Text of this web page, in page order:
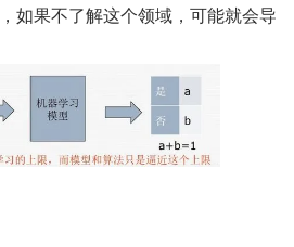
如果不了解这个领域，可能就会导